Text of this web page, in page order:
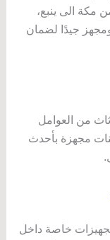
الى ينبع،
جيدًا لضمان
من العوامل
مجهزة بأحدث
تجهيزات خاصة داخل